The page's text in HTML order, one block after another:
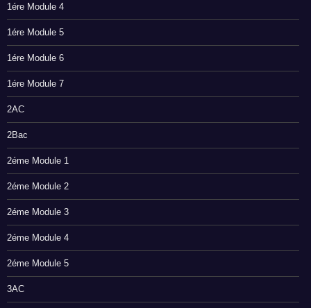
1ére Module 4
1ére Module 5
1ére Module 6
1ére Module 7
2AC
2Bac
2éme Module 1
2éme Module 2
2éme Module 3
2éme Module 4
2éme Module 5
3AC